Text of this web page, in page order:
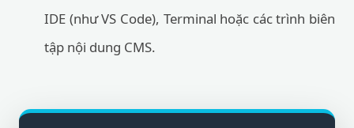
IDE (như VS Code), Terminal hoặc các trình biên
tập nội dung CMS.